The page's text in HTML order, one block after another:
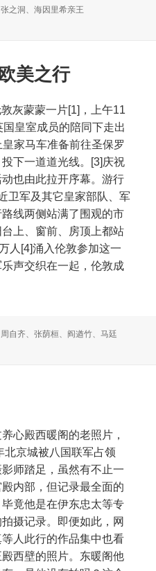
标
张之洞、海因里希亲王
美之行
灰蒙蒙一片[1]，上午11
皇室成员的陪同下走出
家马车准备前往圣保罗
下一道道光线。[3]庆祝
也由此拉开序幕。游行
卫军及其它皇家部队、军
线两侧站满了围观的市
上、窗前、房顶上都站
人[4]涌入伦敦参加这一
声交织在一起，伦敦成
标
周自齐、张荫桓、 阎遒竹、马廷
心殿西暖阁的老照片，
北京城被八国联军占领
师踏足，虽然有不止一
内部，但记录最全面的
竟他是在伊东忠太等专
摄记录。即便如此，网
人此行的作品集中也看
西壁的照片。东暖阁他